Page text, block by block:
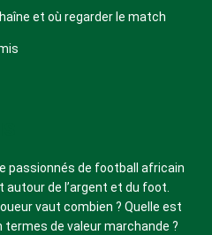
et où regarder le match
passionnés de football africain
de l’argent et du foot.
vaut combien ? Quelle est
de valeur marchande ?